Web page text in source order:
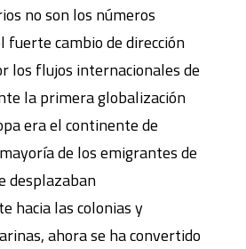
no son los números
fuerte cambio de dirección
los flujos internacionales de
la primera globalización
era el continente de
de los emigrantes de
desplazaban
hacia las colonias y
ahora se ha convertido